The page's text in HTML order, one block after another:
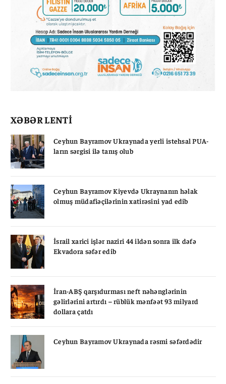
XƏBƏR LENTİ
Ceyhun Bayramov Ukraynada yerli istehsal PUA-
ların sərgisi ilə tanış olub
Ceyhun Bayramov Kiyevdə Ukraynanın həlak
olmuş müdafiəçilərinin xatirəsini yad edib
İsrail xarici işlər naziri 44 ildən sonra ilk dəfə
Ekvadora səfər edib
İran-ABŞ qarşıdurması neft nəhənglərinin
gəlirlərini artırdı – rüblük mənfəət 93 milyard
dollara çatdı
Ceyhun Bayramov Ukraynada rəsmi səfərdədir